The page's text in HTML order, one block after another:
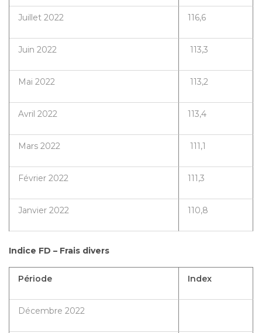
Juillet 2022 116,6
Juin 2022 113,3
Mai 2022 113,2
Avril 2022 113,4
Mars 2022 111,1
Février 2022 111,3
Janvier 2022 110,8
Indice FD – Frais divers
Période Index
Décembre 2022